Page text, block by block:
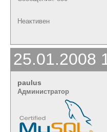
Неактивен
25.01.2008
paulus
Администратор